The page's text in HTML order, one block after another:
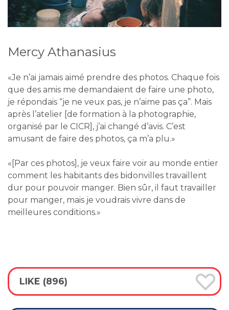
Mercy Athanasius
«Je n’ai jamais aimé prendre des photos. Chaque fois
que des amis me demandaient de faire une photo,
je répondais “je ne veux pas, je n’aime pas ça”. Mais
après l’atelier [de formation à la photographie,
organisé par le CICR], j’ai changé d’avis. C’est
amusant de faire des photos, ça m’a plu.»
«[Par ces photos], je veux faire voir au monde entier
comment les habitants des bidonvilles travaillent
dur pour pouvoir manger. Bien sûr, il faut travailler
pour manger, mais je voudrais vivre dans de
meilleures conditions.»
LIKE (896)